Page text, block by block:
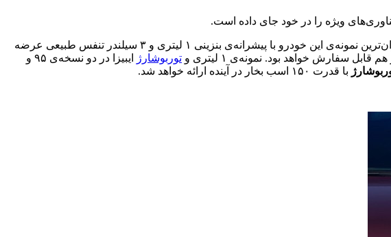
ویژه را در خود جای داده است.
، مصرف سوخت قابل قبولی دارند. ارزان‌ترین نمونه‌ی این خودرو با پیشرانه‌ی بنزینی ۱ لیتری و ۳ سیلندر تنفس طبیعی عرضه
توربوشارژ
ایبیزا در دو نسخه‌ی ۹۵ و
با قدرت ۱۵۰ اسب بخار در آینده ارائه خواهد شد.